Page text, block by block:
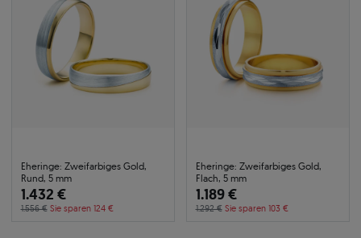
Eheringe: Zweifarbiges Gold,
Rund, 5 mm
1.432 €
1.556 € Sie sparen 124 €
Eheringe: Zweifarbiges Gold,
Flach, 5 mm
1.189 €
1.292 € Sie sparen 103 €